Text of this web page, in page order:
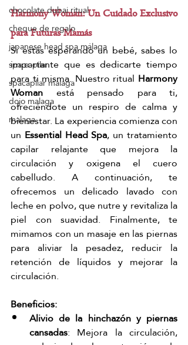
chocolate dubai ritual
cheque de regalo
japanese head spa málaga
spa capilar
spacapliar malaga
dojo malaga
malaga
Harmony Woman: Un Cuidado Exclusivo
para Futuras Mamás
Si estás esperando un bebé, sabes lo
importante que es dedicarte tiempo
para ti misma. Nuestro ritual Harmony
Woman está pensado para ti,
ofreciéndote un respiro de calma y
bienestar. La experiencia comienza con
un Essential Head Spa, un tratamiento
capilar relajante que mejora la
circulación y oxigena el cuero
cabelludo. A continuación, te
ofrecemos un delicado lavado con
leche en polvo, que nutre y revitaliza la
piel con suavidad. Finalmente, te
mimamos con un masaje en las piernas
para aliviar la pesadez, reducir la
retención de líquidos y mejorar la
circulación.
Beneficios:
Alivio de la hinchazón y piernas
cansadas: Mejora la circulación,